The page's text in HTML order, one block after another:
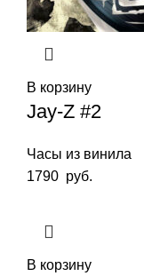
В корзину
Jay-Z #2
Часы из винила
1790 руб.
В корзину